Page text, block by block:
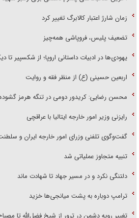
زمان شارژ اعتبار کالابرگ تغییر کرد
تضعیف پلیس، فروپاشی همه‌چیز
یهودی‌ها در ادبیات داستانی اروپا؛ از شکسپیر تا
اربعین حسینی (ع) از منظر فقه و روایت
محسن رضایی: کریدور دومی در تنگه هرمز
رایزنی وزیر امور خارجه ایتالیا با عراقچی
گفت‌وگوی تلفنی وزرای امور خارجه ایران و
تنبیه متجاوز عملیاتی شد
دلتنگی نکرد و در مسیر جهاد تا شهادت ماند
ترامپ دوباره به پشت میانجی‌ها خزید
تغییر رویه دشمن در ترور از شیخ فضل‌الله تا